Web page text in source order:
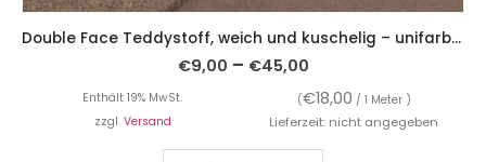
Double Face Teddystoff, weich und kuschelig – unifarben – Taupe
€9,00 – €45,00
Enthält 19% MwSt. (€18,00 / 1 Meter )
zzgl. Versand Lieferzeit: nicht angegeben